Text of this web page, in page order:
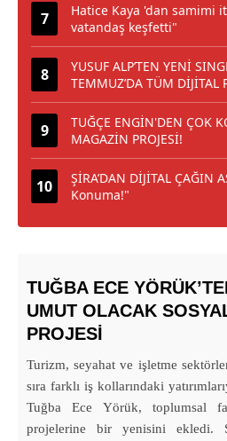
Hatice Kaya 'dan samimi
vatandaş keşfetti"
YUSUF ALP’TEN YENİ
TEMMUZ’DA TÜM DİJİTAL
TUĞÇE ENGİN'DEN ÇOK
MAGAZİN PROJESİ!
ŞİRA’DAN DİJİTAL ÇAĞIN
Konuma!"
TUĞBA ECE
UMUT OLACAK
PROJESİ
Turizm, seyahat ve işletme
sıra farklı iş kollarındaki
Tuğba Ece Yörük, toplumsal
projelerine bir yenisini ekledi.